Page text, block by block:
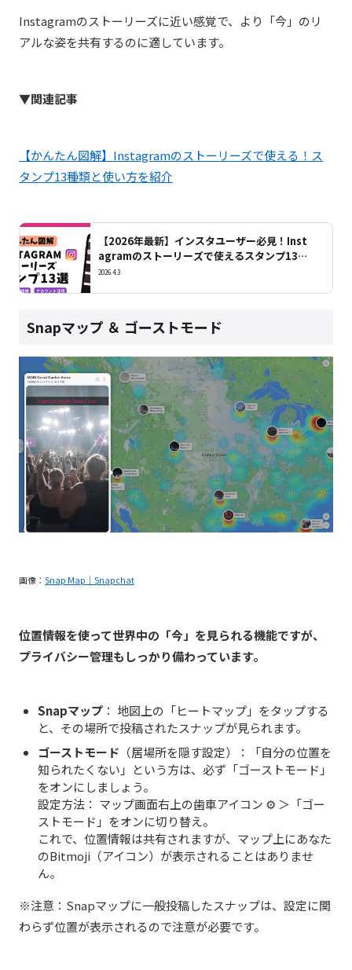
Instagramのストーリーズに近い感覚で、より「今」のリ
アルな姿を共有するのに適しています。
▼関連記事
【かんたん図解】Instagramのストーリーズで使える！ス
タンプ13種類と使い方を紹介
【2026年最新】インスタユーザー必見！Inst
agramのストーリーズで使えるスタンプ13種
類と使い方を紹介
2026.4.3
Snapマップ ＆ ゴーストモード
画像： Snap Map｜Snapchat
位置情報を使って世界中の「今」を見られる機能ですが、
プライバシー管理もしっかり備わっています。
Snapマップ ： 地図上の「ヒートマップ」をタップする
と、その場所で投稿されたスナップが見られます。
ゴーストモード （居場所を隠す設定）：「自分の位置を
知られたくない」という方は、必ず「ゴーストモード」
をオンにしましょう。
設定方法： マップ画面右上の歯車アイコン ⚙️ ＞「ゴー
ストモード」をオンに切り替え。
これで、位置情報は共有されますが、マップ上にあなた
のBitmoji（アイコン） が表示されることはありませ
ん。
※注意：Snapマップに一般投稿したスナップは、設定に関
わらず位置が表示されるので注意が必要です。